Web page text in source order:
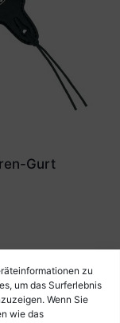
zu
um das Surferlebnis
Wenn Sie
wie das
Gurt